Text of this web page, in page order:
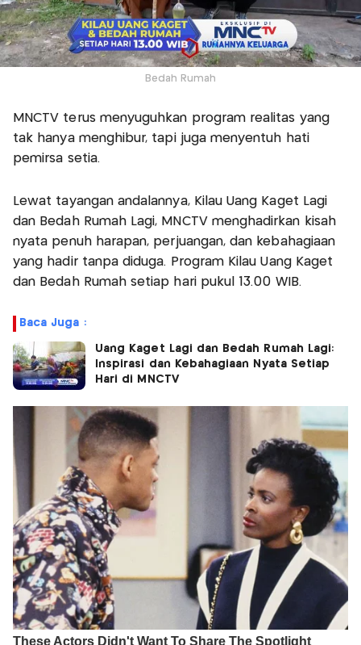
Bedah Rumah
MNCTV terus menyuguhkan program realitas yang
tak hanya menghibur, tapi juga menyentuh hati
pemirsa setia.
Lewat tayangan andalannya, Kilau Uang Kaget Lagi
dan Bedah Rumah Lagi, MNCTV menghadirkan kisah
nyata penuh harapan, perjuangan, dan kebahagiaan
yang hadir tanpa diduga. Program Kilau Uang Kaget
dan Bedah Rumah setiap hari pukul 13.00 WIB.
Baca Juga :
Uang Kaget Lagi dan Bedah Rumah Lagi:
Inspirasi dan Kebahagiaan Nyata Setiap
Hari di MNCTV